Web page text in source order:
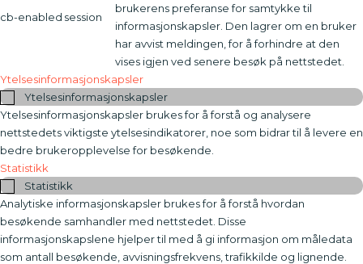
cb-enabled session
brukerens preferanse for samtykke til
informasjonskapsler. Den lagrer om en bruker
har avvist meldingen, for å forhindre at den
vises igjen ved senere besøk på nettstedet.
Ytelsesinformasjonskapsler
Ytelsesinformasjonskapsler
Ytelsesinformasjonskapsler brukes for å forstå og analysere
nettstedets viktigste ytelsesindikatorer, noe som bidrar til å levere en
bedre brukeropplevelse for besøkende.
Statistikk
Statistikk
Analytiske informasjonskapsler brukes for å forstå hvordan
besøkende samhandler med nettstedet. Disse
informasjonskapslene hjelper til med å gi informasjon om måledata
som antall besøkende, avvisningsfrekvens, trafikkilde og lignende.